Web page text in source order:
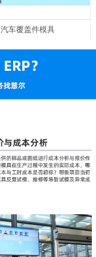
汽车覆盖件模具